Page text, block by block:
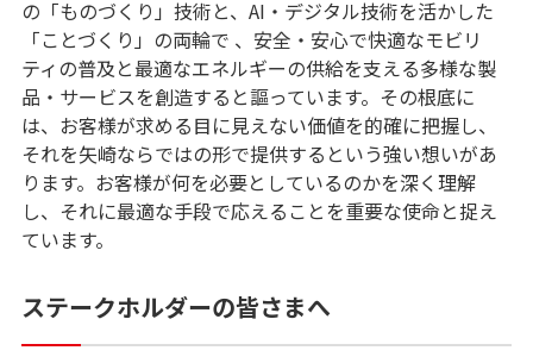
の「ものづくり」技術と、AI・デジタル技術を活かした
「ことづくり」の両輪で 、安全・安⼼で快適なモビリ
ティの普及と最適なエネルギーの供給を⽀える多様な製
品・サービスを創造すると謳っています。その根底に
は、お客様が求める目に見えない価値を的確に把握し、
それを矢崎ならではの形で提供するという強い想いがあ
ります。お客様が何を必要としているのかを深く理解
し、それに最適な手段で応えることを重要な使命と捉え
ています。
ステークホルダーの皆さまへ